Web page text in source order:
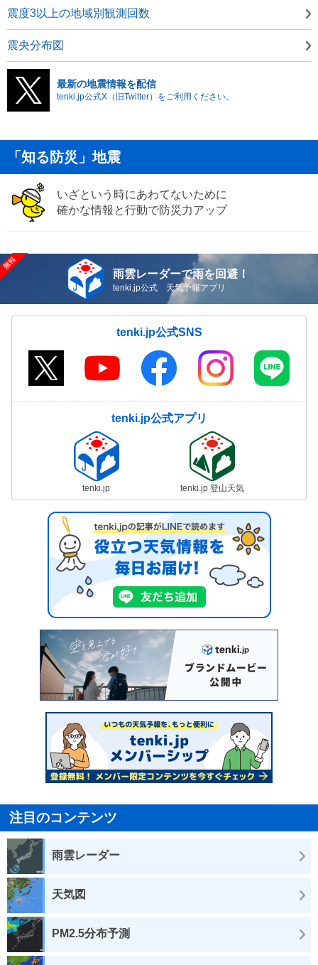
震度3以上の地域別観測回数
震央分布図
最新の地震情報を配信
tenki.jp公式X（旧Twitter）をご利用ください。
「知る防災」地震
いざという時にあわてないために
確かな情報と行動で防災力アップ
雨雲レーダーで雨を回避！
tenki.jp公式 天気予報アプリ
tenki.jp公式SNS
tenki.jp公式アプリ
tenki.jp tenki.jp 登山天気
注目のコンテンツ
雨雲レーダー
天気図
PM2.5分布予測